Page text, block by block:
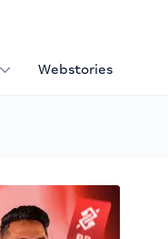
Webstories